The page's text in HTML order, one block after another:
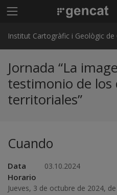
Menú principal ICGC
Institut Cartogràfic i Geològic de
Jornada “La
testimonio de los
territoriales”
Cuando
Data 03.10.2024
Horario
Jueves, 3 de octubre de 2024,